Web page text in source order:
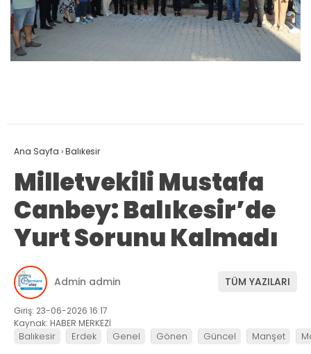
Ana Sayfa ›Balıkesir
Milletvekili Mustafa
Canbey: Balıkesir’de
Yurt Sorunu Kalmadı
Admin admin TÜM YAZILARI
Giriş: 23-06-2026 16:17
Kaynak: HABER MERKEZİ
Balıkesir Erdek Genel Gönen Güncel Manşet